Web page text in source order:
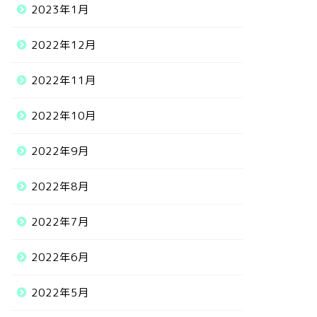
2023年1月
2022年12月
2022年11月
2022年10月
2022年9月
2022年8月
2022年7月
2022年6月
2022年5月